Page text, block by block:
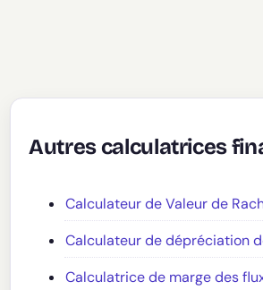
Autres calculatrices
Calculateur de Valeur de
Calculateur de dépréciation
Calculatrice de marge des